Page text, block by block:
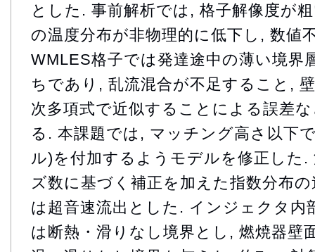
とした. 事前解析では, 格子解像度が
の温度分布が非物理的に低下し, 数値
WMLES格子では発達途中の薄い境界
ちであり, 乱流混合が不足すること,
次多項式で近似することによる誤差
る. 本課題では, マッチング高さ以下
ル)を付加するようモデルを修正した
ズ数に基づく補正を加えた指数分布
は超音速流出とした. インジェクタ内
は断熱・滑りなし境界とし, 燃焼器壁